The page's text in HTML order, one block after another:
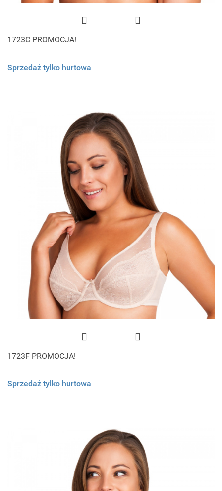
1723C PROMOCJA!
Sprzedaż tylko hurtowa
1723F PROMOCJA!
Sprzedaż tylko hurtowa